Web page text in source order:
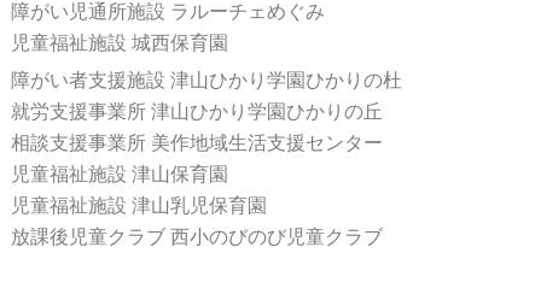
障がい児通所施設 ラルーチェめぐみ
児童福祉施設 城西保育園
障がい者支援施設 津山ひかり学園ひかりの杜
就労支援事業所 津山ひかり学園ひかりの丘
相談支援事業所 美作地域生活支援センター
児童福祉施設 津山保育園
児童福祉施設 津山乳児保育園
放課後児童クラブ 西小のびのび児童クラブ